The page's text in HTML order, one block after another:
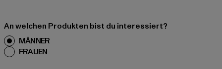
An welchen Produkten bist du interessiert?
MÄNNER
FRAUEN